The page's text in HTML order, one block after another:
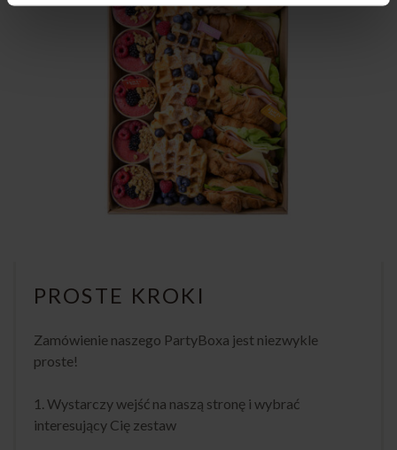
PROSTE KROKI
Zamówienie naszego PartyBoxa jest niezwykle
proste!
1. Wystarczy wejść na naszą stronę i wybrać
interesujący Cię zestaw